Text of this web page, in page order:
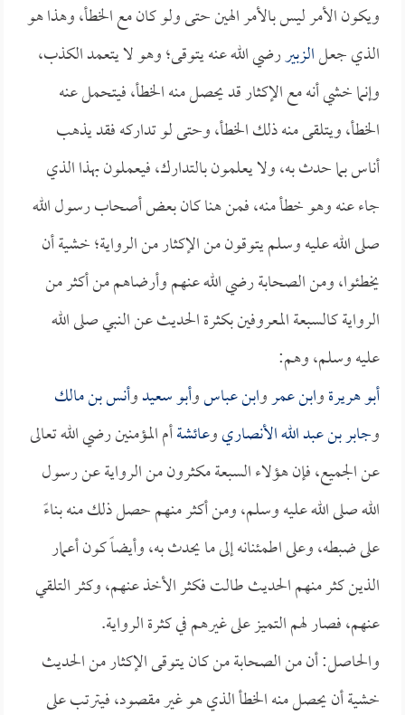
ويكون الأمر ليس بالأمر الهين حتى ولو كان مع الخطأ، وهذا هو
الذي جعلالزبيررضي الله عنه يتوقى؛ وهو لا يتعمد الكذب،
وإنما خشي أنه مع الإكثار قد يحصل منه الخطأ، فيتحمل عنه
الخطأ، ويتلقى منه ذلك الخطأ، وحتى لو تداركه فقد يذهب
أناس بما حدث به، ولا يعلمون بالتدارك، فيعملون بهذا الذي
جاء عنه وهو خطأ منه، فمن هنا كان بعض أصحاب رسول الله
صلى الله عليه وسلم يتوقون من الإكثار من الرواية؛ خشية أن
يخطئوا، ومن الصحابة رضي الله عنهم وأرضاهم من أكثر من
الرواية كالسبعة المعروفين بكثرة الحديث عن النبي صلى الله
عليه وسلم، وهم:
أبو هريرةوابن عمروابن عباسوأبو سعيدوأنس بن مالك
وجابر بن عبد الله الأنصاريوعائشةأم المؤمنين رضي الله تعالى
عن الجميع، فإن هؤلاء السبعة مكثرون من الرواية عن رسول
الله صلى الله عليه وسلم، ومن أكثر منهم حصل ذلك منه بناءً
على ضبطه، وعلى اطمئنانه إلى ما يحدث به، وأيضاً كون أعمار
الذين كثر منهم الحديث طالت فكثر الأخذ عنهم، وكثر التلقي
عنهم، فصار لهم التميز على غيرهم في كثرة الرواية.
والحاصل: أن من الصحابة من كان يتوقى الإكثار من الحديث
خشية أن يحصل منه الخطأ الذي هو غير مقصود، فيترتب على